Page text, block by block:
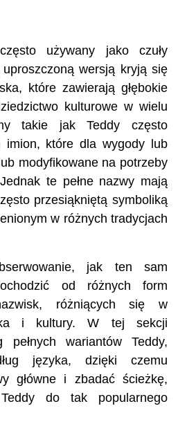
używany jako czuły
wersją kryją się
które zawierają głębokie
kulturowe w wielu
takie jak Teddy często
imion, które dla wygody lub
modyfikowane na potrzeby
te pełne nazwy mają
przesiąkniętą symboliką
w różnych tradycjach
jak ten sam
od różnych form
różniących się w
i kultury. W tej sekcji
pełnych wariantów Teddy,
języka, dzięki czemu
główne i zbadać ścieżkę,
Teddy do tak popularnego